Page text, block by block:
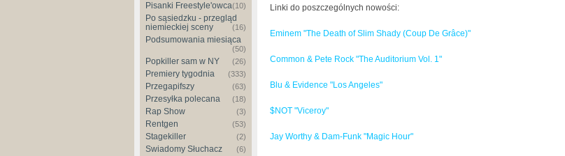
Pisanki Freestyle'owca(10)
Po sąsiedzku - przegląd
niemieckiej sceny
(16)
Podsumowania miesiąca
(50)
Popkiller sam w NY (26)
Premiery tygodnia (333)
Przegapifszy (63)
Przesyłka polecana (18)
Rap Show (3)
Rentgen (53)
Stagekiller (2)
Świadomy Słuchacz (6)
Linki do poszczególnych nowości:
Eminem "The Death of Slim Shady (Coup De Grâce)"
Common & Pete Rock "The Auditorium Vol. 1"
Blu & Evidence "Los Angeles"
$NOT "Viceroy"
Jay Worthy & Dam-Funk "Magic Hour"